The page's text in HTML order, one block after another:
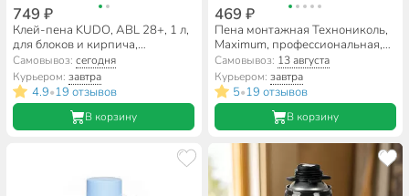
749 ₽
Клей-пена KUDO, ABL 28+, 1 л,
для блоков и кирпича,
всесезонный, KUPP10UABL
Самовывоз:сегодня
Курьером:завтра
4.9•19 отзывов
В корзину
469 ₽
Пена монтажная Технониколь,
Maximum, профессиональная,
65 л, 850 г, всесезонная, 528370
Самовывоз: 13 августа
Курьером: завтра
5•19 отзывов
В корзину